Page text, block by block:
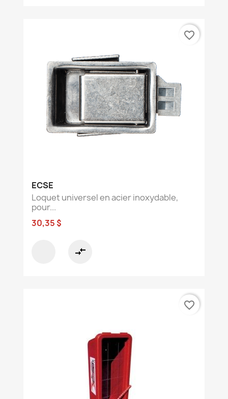
ECSE
Loquet universel en acier inoxydable,
pour...
30,35 $
compare_arrows
favorite_border
favorite_border